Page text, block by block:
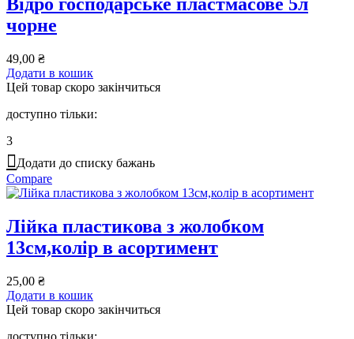
Відро господарське пластмасове 5л
чорне
49,00 ₴
Додати в кошик
Цей товар скоро закінчиться
доступно тільки:
3
Додати до списку бажань
Compare
Лійка пластикова з жолобком
13см,колір в асортимент
25,00 ₴
Додати в кошик
Цей товар скоро закінчиться
доступно тільки: